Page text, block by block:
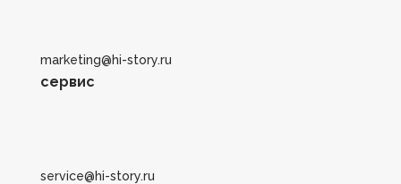
marketing@hi-story.ru
сервис
service@hi-story.ru